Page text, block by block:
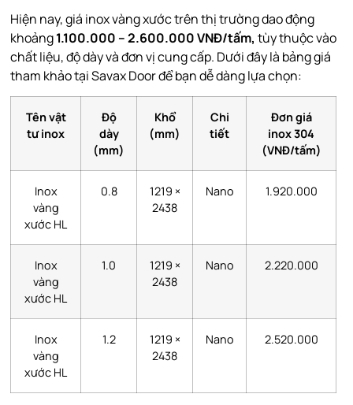
Hiện nay, giá inox vàng xước trên thị trường dao động
khoảng1.100.000 – 2.600.000 VNĐ/tấm, tùy thuộc vào
chất liệu, độ dày và đơn vị cung cấp. Dưới đây là bảng giá
tham khảo tại Savax Door để bạn dễ dàng lựa chọn:
Tên vật
tư inox
Độ
dày
(mm)
Khổ
(mm)
Chi
tiết
Đơn giá
inox 304
(VNĐ/tấm)
Inox
vàng
xước HL
0.8
1219 ×
2438
Nano 1.920.000
Inox
vàng
xước HL
1.0
1219 ×
2438
Nano 2.220.000
Inox
vàng
xước HL
1.2
1219 ×
2438
Nano 2.520.000